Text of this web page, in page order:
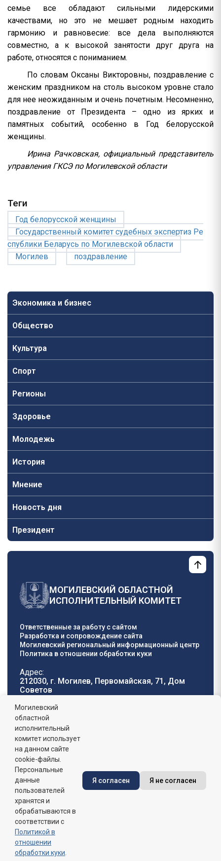
Экономика и бизнес
Общество
Культура
Спорт
Регионы
Здоровье
Молодежь
История
Мнение
Новость дня
Президент
семье все обладают сильными лидерскими
качествами, но это не мешает родным находить
гармонию и равновесие: все дела выполняются
совместно, а к высокой занятости друг друга на
работе, относятся с пониманием.
По словам Оксаны Викторовны, поздравление с
женским праздником на столь высоком уровне стало
для нее неожиданным и очень почетным. Несомненно,
поздравление от Президента – одно из ярких и
памятных событий, особенно в Год белорусской
женщины.
Ирина Рачковская, официальный представитель
управления ГКСЭ по Могилевской области
Теги
Год белорусской женщины
Государственный комитет судебных экспертиз Ре
спублики Беларусь по Могилевской области
Могилев
поздравление
МОГИЛЕВСКИЙ ОБЛАСТНОЙ
ИСПОЛНИТЕЛЬНЫЙ КОМИТЕТ
Ответственные за работу с сайтом
Разработка и сопровождение сайта
Могилевский региональный информационный центр
Политика в отношении обработки куки
Адрес:
212030, г. Могилев, Первомайская, 71, Дом
Cоветов
Телефон горячей
линии:
8 (0222) 71-32-55
График работы:
пн-пт: 8.00 - 17.00, сб-вс: выходной,
обеденный перерыв: 13:00 - 14:00
Сайт зарегистрирован в Государственном регистре
информационных ресурсов Республики Беларусь. №
Могилевский
областной
исполнительный
комитет использует
на данном сайте
cookie-файлы.
Персональные
данные
пользователей
хранятся и
обрабатываются в
соответствии с
Политикой в
отношении
обработки куки
Я согласен Я не согласен